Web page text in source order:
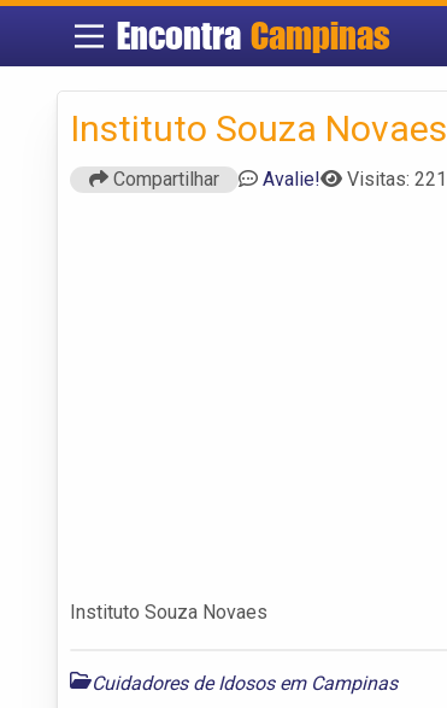
EncontraCampinas
Instituto Souza Novaes
Compartilhar Avalie! Visitas: 221
Instituto Souza Novaes
Cuidadores de Idosos em Campinas